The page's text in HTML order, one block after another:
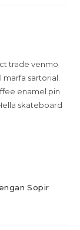
trade venmo
sartorial.
enamel pin
skateboard
Sopir